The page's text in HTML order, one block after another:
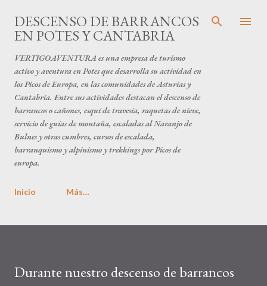
Ir al contenido principal
DESCENSO DE BARRANCOS
EN POTES Y CANTABRIA
VERTIGOAVENTURA es una empresa de turismo
activo y aventura en Potes que desarrolla su actividad en
los Picos de Europa, en las comunidades de Asturias y
Cantabria. Entre sus actividades destacan el descenso de
barrancos o cañones, esquí de travesía, raquetas de nieve,
servicio de guías de montaña, escaladas al Naranjo de
Bulnes y otras cumbres, cursos de escalada,
barranquismo y alpinismo y trekkings por Picos de
europa.
Inicio Más…
Durante nuestro descenso de barrancos